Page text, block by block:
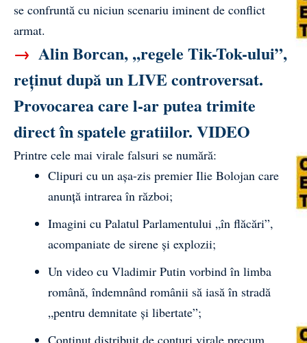
se confruntă cu niciun scenariu iminent de conflict
armat.
→ Alin Borcan, ,,regele Tik-Tok-ului”,
reținut după un LIVE controversat.
Provocarea care l-ar putea trimite
direct în spatele gratiilor. VIDEO
Printre cele mai virale falsuri se numără:
Clipuri cu un așa-zis premier Ilie Bolojan care
anunță intrarea în război;
Imagini cu Palatul Parlamentului „în flăcări”,
acompaniate de sirene și explozii;
Un video cu Vladimir Putin vorbind în limba
română, îndemnând românii să iasă în stradă
„pentru demnitate și libertate”;
Conținut distribuit de conturi virale precum